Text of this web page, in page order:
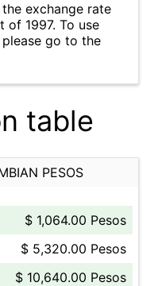
exchange rate
of 1997. To use
go to the
table
PESOS
$ 1,064.00 Pesos
$ 5,320.00 Pesos
$ 10,640.00 Pesos